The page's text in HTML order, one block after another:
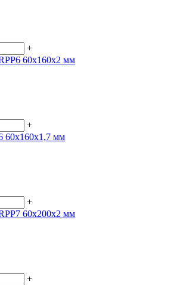
+
60x160x2 мм
+
60x160x1,7 мм
+
60x200x2 мм
+